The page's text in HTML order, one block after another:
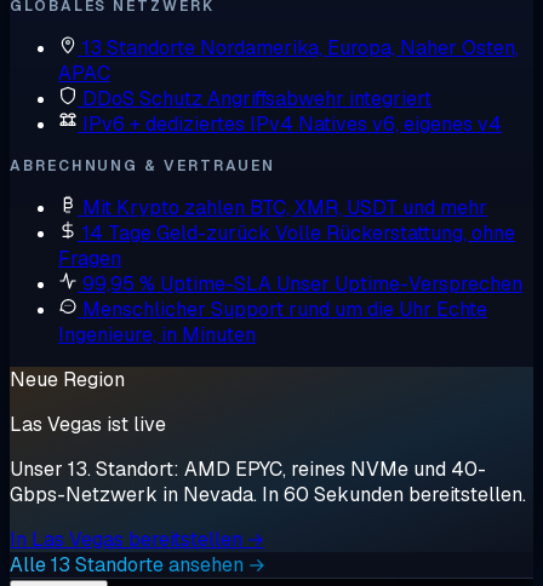
GLOBALES NETZWERK
13 Standorte Nordamerika, Europa, Naher Osten,
APAC
DDoS Schutz Angriffsabwehr integriert
IPv6 + dediziertes IPv4 Natives v6, eigenes v4
ABRECHNUNG & VERTRAUEN
Mit Krypto zahlen BTC, XMR, USDT und mehr
14 Tage Geld-zurück Volle Rückerstattung, ohne
Fragen
99,95 % Uptime-SLA Unser Uptime-Versprechen
Menschlicher Support rund um die Uhr Echte
Ingenieure, in Minuten
Neue Region
Las Vegas ist live
Unser 13. Standort: AMD EPYC, reines NVMe und 40-
Gbps-Netzwerk in Nevada. In 60 Sekunden bereitstellen.
In Las Vegas bereitstellen →
Alle 13 Standorte ansehen →